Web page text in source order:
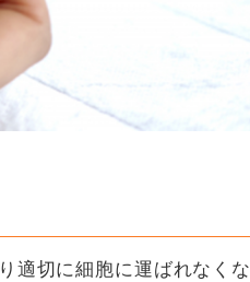
適切に細胞に運ばれなくな